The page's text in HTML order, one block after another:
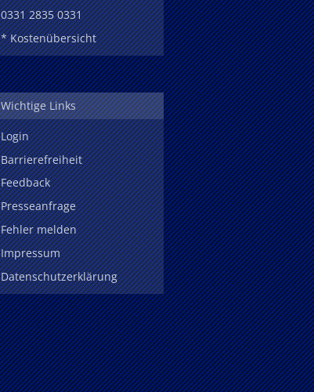
0331 2835 0331
* Kostenübersicht
Wichtige Links
Login
Barrierefreiheit
Feedback
Presseanfrage
Fehler melden
Impressum
Datenschutzerklärung